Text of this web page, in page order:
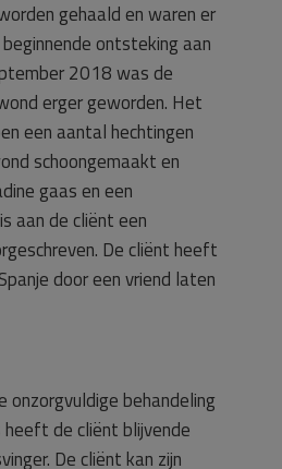
gehaald en waren er
ontsteking aan
2018 was de
erger geworden. Het
een aantal hechtingen
schoongemaakt en
gaas en een
aan de cliënt een
De cliënt heeft
door een vriend laten
onzorgvuldige behandeling
de cliënt blijvende
De cliënt kan zijn